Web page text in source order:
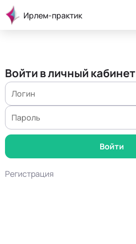
Ирлем-практик
Войти в личный кабинет
Регистрация